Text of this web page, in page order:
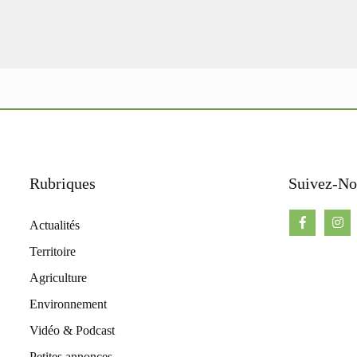
Rubriques
Actualités
Territoire
Agriculture
Environnement
Vidéo & Podcast
Suivez-